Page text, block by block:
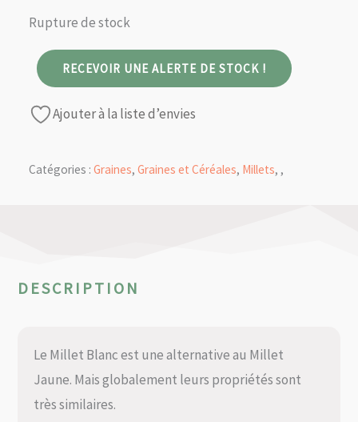
Rupture de stock
RECEVOIR UNE ALERTE DE STOCK !
Ajouter à la liste d’envies
Catégories : Graines, Graines et Céréales, Millets, ,
DESCRIPTION
Le Millet Blanc est une alternative au Millet
Jaune. Mais globalement leurs propriétés sont
très similaires.